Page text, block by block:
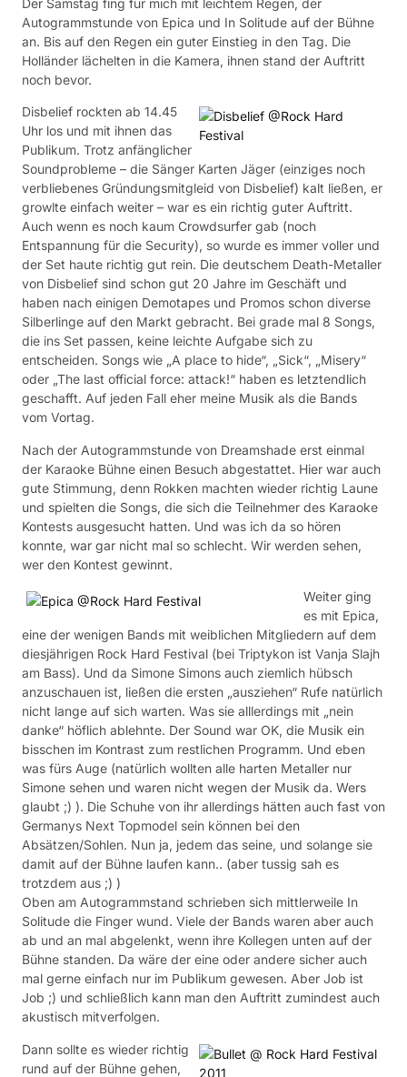
Der Samstag fing für mich mit leichtem Regen, der
Autogrammstunde von Epica und In Solitude auf der Bühne
an. Bis auf den Regen ein guter Einstieg in den Tag. Die
Holländer lächelten in die Kamera, ihnen stand der Auftritt
noch bevor.
Disbelief rockten ab 14.45
Uhr los und mit ihnen das
Publikum. Trotz anfänglicher
Soundprobleme – die Sänger Karten Jäger (einziges noch
verbliebenes Gründungsmitgleid von Disbelief) kalt ließen, er
growlte einfach weiter – war es ein richtig guter Auftritt.
Auch wenn es noch kaum Crowdsurfer gab (noch
Entspannung für die Security), so wurde es immer voller und
der Set haute richtig gut rein. Die deutschem Death-Metaller
von Disbelief sind schon gut 20 Jahre im Geschäft und
haben nach einigen Demotapes und Promos schon diverse
Silberlinge auf den Markt gebracht. Bei grade mal 8 Songs,
die ins Set passen, keine leichte Aufgabe sich zu
entscheiden. Songs wie „A place to hide“, „Sick“, „Misery“
oder „The last official force: attack!“ haben es letztendlich
geschafft. Auf jeden Fall eher meine Musik als die Bands
vom Vortag.
Nach der Autogrammstunde von Dreamshade erst einmal
der Karaoke Bühne einen Besuch abgestattet. Hier war auch
gute Stimmung, denn Rokken machten wieder richtig Laune
und spielten die Songs, die sich die Teilnehmer des Karaoke
Kontests ausgesucht hatten. Und was ich da so hören
konnte, war gar nicht mal so schlecht. Wir werden sehen,
wer den Kontest gewinnt.
Weiter ging
es mit Epica,
eine der wenigen Bands mit weiblichen Mitgliedern auf dem
diesjährigen Rock Hard Festival (bei Triptykon ist Vanja Slajh
am Bass). Und da Simone Simons auch ziemlich hübsch
anzuschauen ist, ließen die ersten „ausziehen“ Rufe natürlich
nicht lange auf sich warten. Was sie alllerdings mit „nein
danke“ höflich ablehnte. Der Sound war OK, die Musik ein
bisschen im Kontrast zum restlichen Programm. Und eben
was fürs Auge (natürlich wollten alle harten Metaller nur
Simone sehen und waren nicht wegen der Musik da. Wers
glaubt ;) ). Die Schuhe von ihr allerdings hätten auch fast von
Germanys Next Topmodel sein können bei den
Absätzen/Sohlen. Nun ja, jedem das seine, und solange sie
damit auf der Bühne laufen kann.. (aber tussig sah es
trotzdem aus ;) )
Oben am Autogrammstand schrieben sich mittlerweile In
Solitude die Finger wund. Viele der Bands waren aber auch
ab und an mal abgelenkt, wenn ihre Kollegen unten auf der
Bühne standen. Da wäre der eine oder andere sicher auch
mal gerne einfach nur im Publikum gewesen. Aber Job ist
Job ;) und schließlich kann man den Auftritt zumindest auch
akustisch mitverfolgen.
Dann sollte es wieder richtig
rund auf der Bühne gehen,